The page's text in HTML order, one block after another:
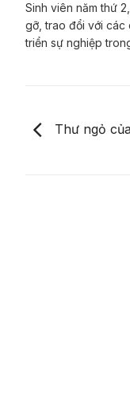
Sinh viên năm thứ
gỡ, trao đổi với các
triển sự nghiệp
Thư ngỏ